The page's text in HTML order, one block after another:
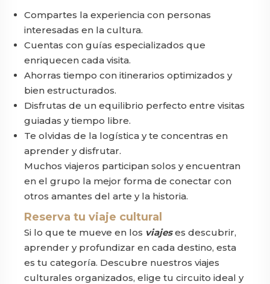
Compartes la experiencia con personas
interesadas en la cultura.
Cuentas con guías especializados que
enriquecen cada visita.
Ahorras tiempo con itinerarios optimizados y
bien estructurados.
Disfrutas de un equilibrio perfecto entre visitas
guiadas y tiempo libre.
Te olvidas de la logística y te concentras en
aprender y disfrutar.
Muchos viajeros participan solos y encuentran
en el grupo la mejor forma de conectar con
otros amantes del arte y la historia.
Reserva tu viaje cultural
Si lo que te mueve en los viajeses descubrir,
aprender y profundizar en cada destino, esta
es tu categoría. Descubre nuestros viajes
culturales organizados, elige tu circuito ideal y